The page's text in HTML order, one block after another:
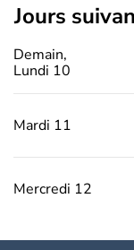
jours
Demain,
Lundi 10
Mardi 11
Mercredi 12